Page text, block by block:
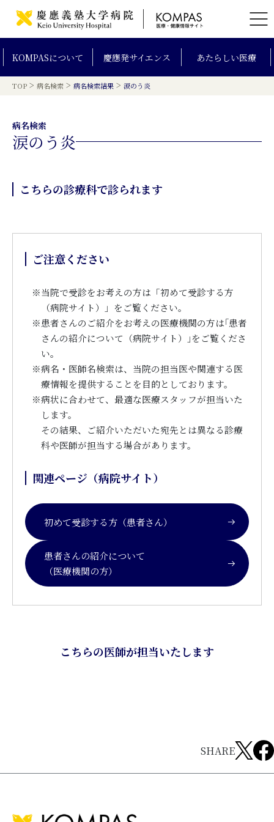
KOMPASについて 慶應発サイエンス あたらしい医療
TOP > 病名検索 > 病名検索結果 > 涙のう炎
病名検索
涙のう炎
こちらの診療科で診られます
ご注意ください
※当院で受診をお考えの方は「初めて受診する方
（病院サイト）」をご覧ください。
※患者さんのご紹介をお考えの医療機関の方は｢患者
さんの紹介について（病院サイト）｣をご覧くださ
い。
※病名・医師名検索は、当院の担当医や関連する医
療情報を提供することを目的としております。
※病状に合わせて、最適な医療スタッフが担当いた
します。
その結果、ご紹介いただいた宛先とは異なる診療
科や医師が担当する場合があります。
関連ページ（病院サイト）
初めて受診する方（患者さん）
患者さんの紹介について
（医療機関の方）
こちらの医師が担当いたします
SHARE